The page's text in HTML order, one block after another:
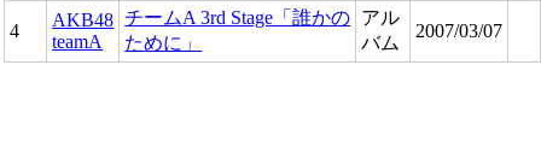
4
AKB48
teamA
チームA 3rd Stage「誰かの
ために」
アル
バム
2007/03/07